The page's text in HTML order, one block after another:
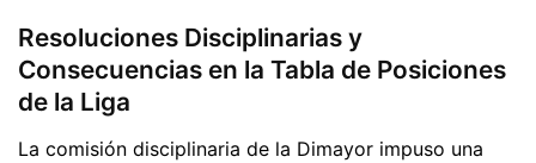
Resoluciones Disciplinarias y
Consecuencias en la Tabla de Posiciones
de la Liga
La comisión disciplinaria de la Dimayor impuso una